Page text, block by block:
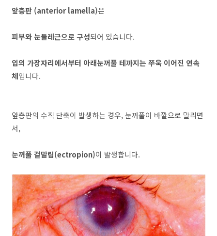
앞층판 (anterior lamella)은
피부와 눈둘레근으로 구성되어 있습니다.
입의 가장자리에서부터 아래눈꺼풀 테까지는 쭈욱 이어진 연속
체입니다.
앞층판의 수직 단축이 발생하는 경우, 눈꺼풀이 바깥으로 말리면
서,
눈꺼풀 겉말림(ectropion)이 발생합니다.